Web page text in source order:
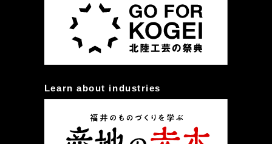
Learn about industries